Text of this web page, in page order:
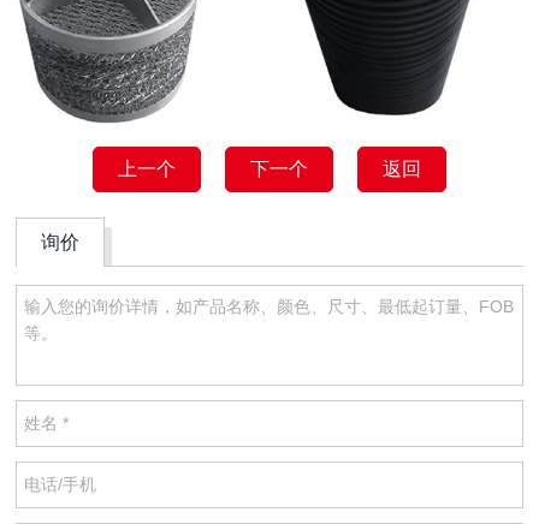
上一个 下一个 返回
询价